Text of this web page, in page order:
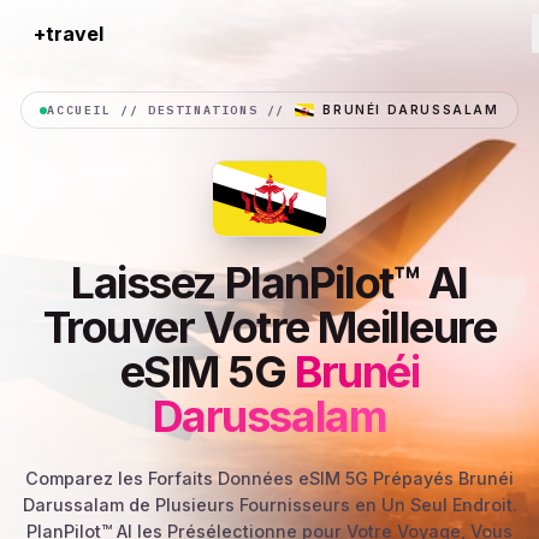
+travel
ACCUEIL //DESTINATIONS // BRUNÉI DARUSSALAM
Laissez PlanPilot™ AI
Trouver Votre Meilleure
eSIM 5GBrunéi
Darussalam
Comparez les Forfaits Données eSIM 5G Prépayés Brunéi
Darussalam de Plusieurs Fournisseurs en Un Seul Endroit.
PlanPilot™ AI les Présélectionne pour Votre Voyage, Vous